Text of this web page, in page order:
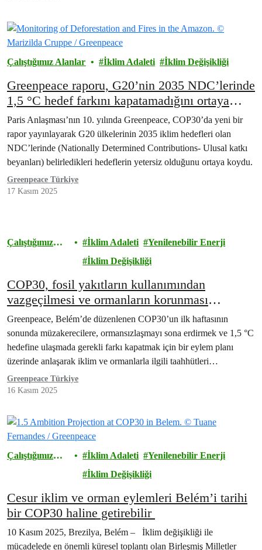
Çalıştığımız Alanlar İklim Adaleti İklim Değişikliği
Greenpeace raporu, G20’nin 2035 NDC’lerinde
1,5 °C hedef farkını kapatamadığını ortaya
koyuyor
Paris Anlaşması’nın 10. yılında Greenpeace, COP30’da yeni bir
rapor yayınlayarak G20 ülkelerinin 2035 iklim hedefleri olan
NDC’lerinde (Nationally Determined Contributions- Ulusal katkı
beyanları) belirledikleri hedeflerin yetersiz olduğunu ortaya koydu.
Greenpeace Türkiye
17 Kasım 2025
Çalıştığımız
İklim Adaleti
Yenilenebilir Enerji
İklim Değişikliği
COP30, fosil yakıtların kullanımından
vazgeçilmesi ve ormanların korunması
konusunda ilerleme kaydetti, ancak daha
fazlası gerekiyor
Greenpeace, Belém’de düzenlenen COP30’un ilk haftasının
sonunda müzakerecilere, ormansızlaşmayı sona erdirmek ve 1,5 °C
hedefine ulaşmada gerekli farkı kapatmak için bir eylem planı
üzerinde anlaşarak iklim ve ormanlarla ilgili taahhütleri…
Greenpeace Türkiye
16 Kasım 2025
Çalıştığımız
İklim Adaleti
Yenilenebilir Enerji
İklim Değişikliği
Cesur iklim ve orman eylemleri Belém’i tarihi
bir COP30 haline getirebilir
10 Kasım 2025, Brezilya, Belém – İklim değişikliği ile
mücadelede en önemli küresel toplantı olan Birleşmiş Milletler